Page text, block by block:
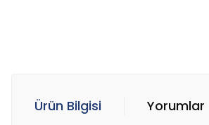
Ürün Bilgisi Yorumlar